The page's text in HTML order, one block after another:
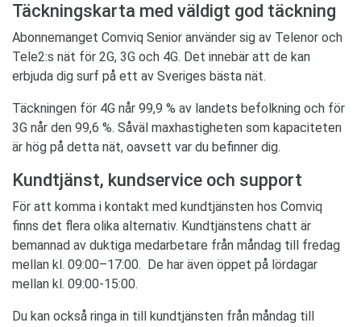
Täckningskarta med väldigt god täckning
Abonnemanget Comviq Senior använder sig av Telenor och
Tele2:s nät för 2G, 3G och 4G. Det innebär att de kan
erbjuda dig surf på ett av Sveriges bästa nät.
Täckningen för 4G når 99,9 % av landets befolkning och för
3G når den 99,6 %. Såväl maxhastigheten som kapaciteten
är hög på detta nät, oavsett var du befinner dig.
Kundtjänst, kundservice och support
För att komma i kontakt med kundtjänsten hos Comviq
finns det flera olika alternativ. Kundtjänstens chatt är
bemannad av duktiga medarbetare från måndag till fredag
mellan kl. 09:00–17:00. De har även öppet på lördagar
mellan kl. 09:00-15:00.
Du kan också ringa in till kundtjänsten från måndag till